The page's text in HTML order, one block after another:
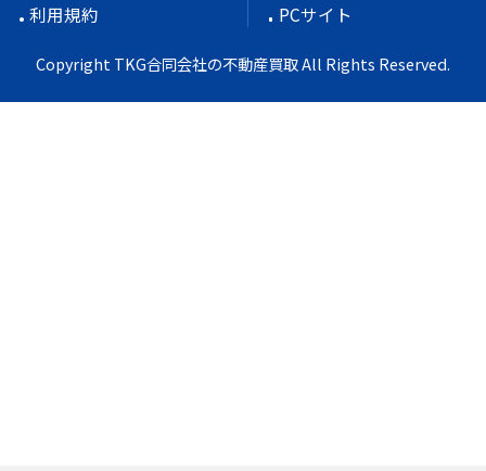
利用規約
PCサイト
Copyright TKG合同会社の不動産買取 All Rights Reserved.